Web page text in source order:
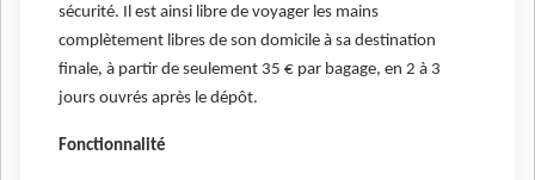
sécurité. Il est ainsi libre de voyager les mains
complètement libres de son domicile à sa destination
finale, à partir de seulement 35 € par bagage, en 2 à 3
jours ouvrés après le dépôt.
Fonctionnalité